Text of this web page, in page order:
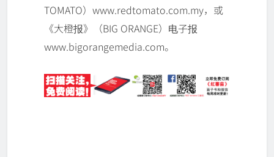
TOMATO）www.redtomato.com.my，或
《大橙报》（BIG ORANGE）电子报
www.bigorangemedia.com。